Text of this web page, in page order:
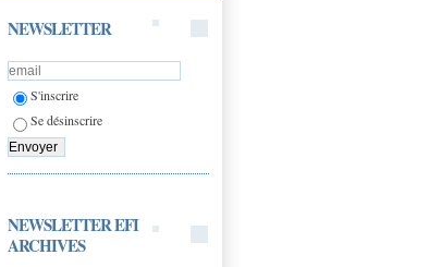
NEWSLETTER
S'inscrire
Se désinscrire
NEWSLETTER EFI
ARCHIVES